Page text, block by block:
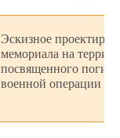
Эскизное
мемориала на
посвященного
военной операции